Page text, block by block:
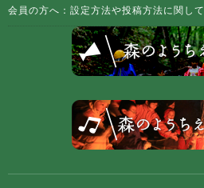
会員の方へ：設定方法や投稿方法に関して